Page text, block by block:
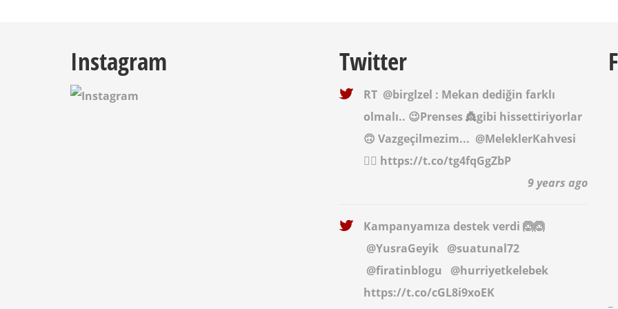
Instagram Twitter
RT @birglzel : Mekan dediğin farklı
olmalı.. 😉Prenses 👸gibi hissettiriyorlar
🙃 Vazgeçilmezim... @MeleklerKahvesi
✌🏻 https://t.co/tg4fqGgZbP
9 years ago
Kampanyamıza destek verdi 🙆🙆
@YusraGeyik @suatunal72
@firatinblogu
@hurriyetkelebek
https://t.co/cGL8i9xoEK